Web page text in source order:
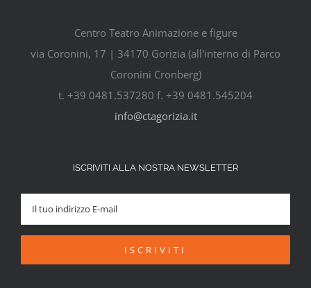
Centro Teatro Animazione e figure
via Coronini, 17 | 34170 Gorizia (all'interno di Parco
Coronini Cronberg)
t. +39 0481.537280 f. +39 0481.545204
info@ctagorizia.it
ISCRIVITI ALLA NOSTRA NEWSLETTER